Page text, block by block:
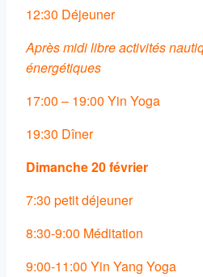
12:30 Déjeuner
Après midi libre activités
énergétiques
17:00 – 19:00 Yin Yoga
19:30 Dîner
Dimanche 20 février
7:30 petit déjeuner
8:30-9:00 Méditation
9:00-11:00 Yin Yang Yoga